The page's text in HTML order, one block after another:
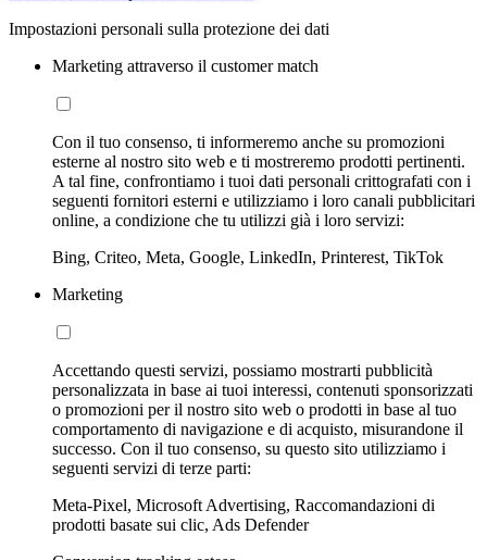
Impostazioni personali sulla protezione dei dati
Marketing attraverso il customer match
Con il tuo consenso, ti informeremo anche su promozioni
esterne al nostro sito web e ti mostreremo prodotti pertinenti.
A tal fine, confrontiamo i tuoi dati personali crittografati con i
seguenti fornitori esterni e utilizziamo i loro canali pubblicitari
online, a condizione che tu utilizzi già i loro servizi:
Bing, Criteo, Meta, Google, LinkedIn, Printerest, TikTok
Marketing
Accettando questi servizi, possiamo mostrarti pubblicità
personalizzata in base ai tuoi interessi, contenuti sponsorizzati
o promozioni per il nostro sito web o prodotti in base al tuo
comportamento di navigazione e di acquisto, misurandone il
successo. Con il tuo consenso, su questo sito utilizziamo i
seguenti servizi di terze parti:
Meta-Pixel, Microsoft Advertising, Raccomandazioni di
prodotti basate sui clic, Ads Defender